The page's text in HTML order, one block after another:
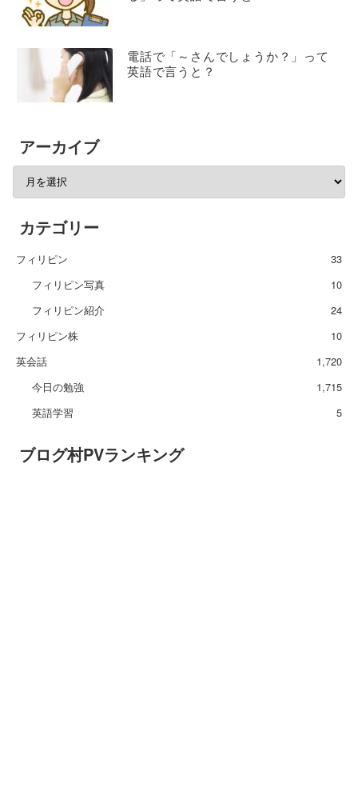
電話で「～さんでしょうか？」って
英語で言うと？
アーカイブ
カテゴリー
フィリピン
33
フィリピン写真
10
フィリピン紹介
24
フィリピン株
10
英会話
1,720
今日の勉強
1,715
英語学習
5
ブログ村PVランキング